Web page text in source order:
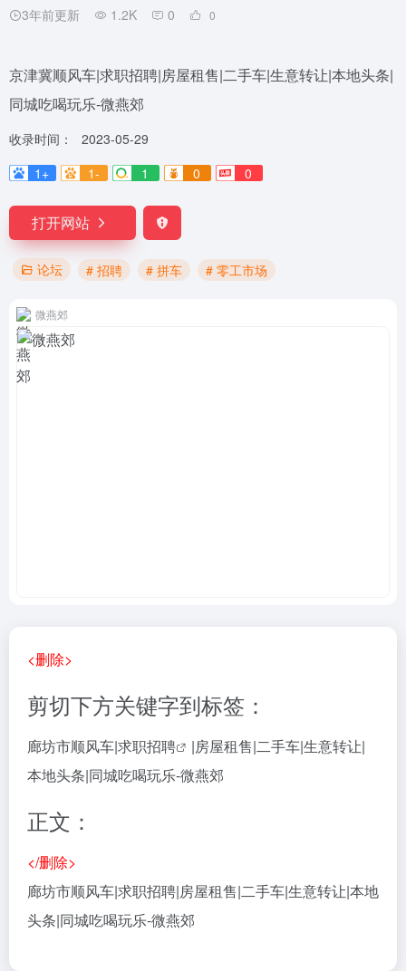
3年前更新 1.2K 0 0
京津冀顺风车|求职招聘|房屋租售|二手车|生意转让|本地头条|
同城吃喝玩乐-微燕郊
收录时间：
2023-05-29
1+
1- 1 0 0
打开网站
论坛 # 招聘 # 拼车 # 零工市场
微燕郊
<删除>
剪切下方关键字到标签：
廊坊市顺风车|求职招聘
|房屋租售|二手车|生意转让|
本地头条|同城吃喝玩乐-微燕郊
正文：
</删除>
廊坊市顺风车|求职招聘|房屋租售|二手车|生意转让|本地
头条|同城吃喝玩乐-微燕郊